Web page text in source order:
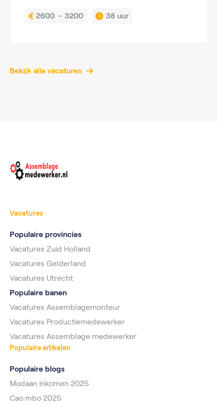
2600  - 3200 38 uur
Bekijk alle vacatures
Vacatures
Populaire provincies
Vacatures Zuid Holland
Vacatures Gelderland
Vacatures Utrecht
Populaire banen
Vacatures Assemblagemonteur
Vacatures Productiemedewerker
Vacatures Assemblage medewerker
Populaire artikelen
Populaire blogs
Modaan inkomen 2025
Cao mbo 2025